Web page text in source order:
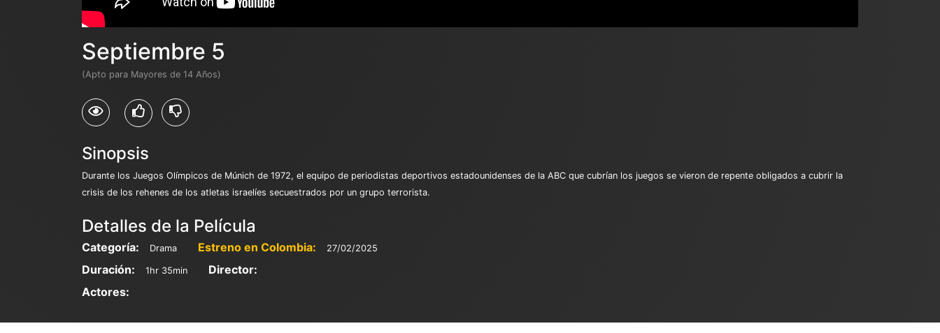
Septiembre 5
(Apto para Mayores de 14 Años)
Sinopsis
Durante los Juegos Olímpicos de Múnich de 1972, el equipo de periodistas deportivos estadounidenses de la ABC que cubrían los juegos se vieron de repente obligados a cubrir la
crisis de los rehenes de los atletas israelíes secuestrados por un grupo terrorista.
Detalles de la Película
Categoría: Drama Estreno en Colombia: 27/02/2025
Duración: 1hr 35min
Director:
Actores: